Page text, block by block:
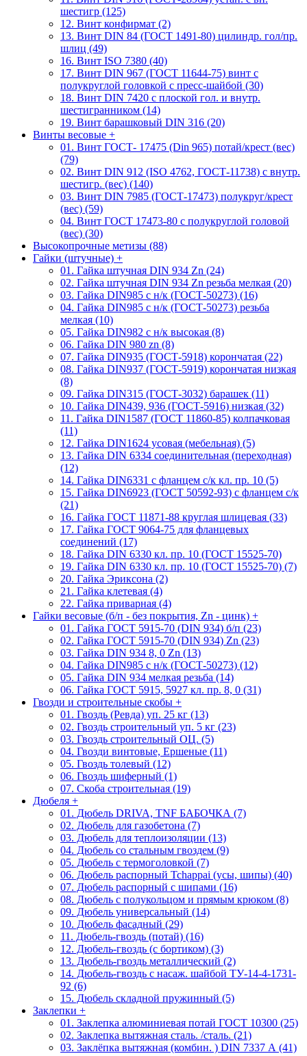
шестигр (125)
12. Винт конфирмат (2)
13. Винт DIN 84 (ГОСТ 1491-80) цилиндр. гол/пр.
шлиц (49)
16. Винт ISO 7380 (40)
17. Винт DIN 967 (ГОСТ 11644-75) винт с
полукруглой головкой с пресс-шайбой (30)
18. Винт DIN 7420 с плоской гол. и внутр.
шестигранником (14)
19. Винт барашковый DIN 316 (20)
Винты весовые +
01. Винт ГОСТ- 17475 (Din 965) потай/крест (вес)
(79)
02. Винт DIN 912 (ISO 4762, ГОСТ-11738) с внутр.
шестигр. (вес) (140)
03. Винт DIN 7985 (ГОСТ-17473) полукруг/крест
(вес) (59)
04. Винт ГОСТ 17473-80 c полукруглой головой
(вес) (30)
Высокопрочные метизы (88)
Гайки (штучные) +
01. Гайка штучная DIN 934 Zn (24)
02. Гайка штучная DIN 934 Zn резьба мелкая (20)
03. Гайка DIN985 с н/к (ГОСТ-50273) (16)
04. Гайка DIN985 с н/к (ГОСТ-50273) резьба
мелкая (10)
05. Гайка DIN982 с н/к высокая (8)
06. Гайка DIN 980 zn (8)
07. Гайка DIN935 (ГОСТ-5918) корончатая (22)
08. Гайка DIN937 (ГОСТ-5919) корончатая низкая
(8)
09. Гайка DIN315 (ГОСТ-3032) барашек (11)
10. Гайка DIN439, 936 (ГОСТ-5916) низкая (32)
11. Гайка DIN1587 (ГОСТ 11860-85) колпачковая
(11)
12. Гайка DIN1624 усовая (мебельная) (5)
13. Гайка DIN 6334 соединительная (переходная)
(12)
14. Гайка DIN6331 с фланцем с/к кл. пр. 10 (5)
15. Гайка DIN6923 (ГОСТ 50592-93) с фланцем с/к
(21)
16. Гайка ГОСТ 11871-88 круглая шлицевая (33)
17. Гайка ГОСТ 9064-75 для фланцевых
соединений (17)
18. Гайка DIN 6330 кл. пр. 10 (ГОСТ 15525-70)
19. Гайка DIN 6330 кл. пр. 10 (ГОСТ 15525-70) (7)
20. Гайка Эриксона (2)
21. Гайка клетевая (4)
22. Гайка приварная (4)
Гайки весовые (б/п - без покрытия, Zn - цинк) +
01. Гайка ГОСТ 5915-70 (DIN 934) б/п (23)
02. Гайка ГОСТ 5915-70 (DIN 934) Zn (23)
03. Гайка DIN 934 8, 0 Zn (13)
04. Гайка DIN985 с н/к (ГОСТ-50273) (12)
05. Гайка DIN 934 мелкая резьба (14)
06. Гайка ГОСТ 5915, 5927 кл. пр. 8, 0 (31)
Гвозди и строительные скобы +
01. Гвоздь (Ревда) уп. 25 кг (13)
02. Гвоздь строительный уп. 5 кг (23)
03. Гвоздь строительный ОЦ. (5)
04. Гвозди винтовые, Ершеные (11)
05. Гвоздь толевый (12)
06. Гвоздь шиферный (1)
07. Скоба строительная (19)
Дюбеля +
01. Дюбель DRIVA, TNF БАБОЧКА (7)
02. Дюбель для газобетона (7)
03. Дюбель для теплоизоляции (13)
04. Дюбель со стальным гвоздем (9)
05. Дюбель с термоголовкой (7)
06. Дюбель распорный Tchappai (усы, шипы) (40)
07. Дюбель распорный с шипами (16)
08. Дюбель с полукольцом и прямым крюком (8)
09. Дюбель универсальный (14)
10. Дюбель фасадный (29)
11. Дюбель-гвоздь (потай) (16)
12. Дюбель-гвоздь (с бортиком) (3)
13. Дюбель-гвоздь металлический (2)
14. Дюбель-гвоздь с насаж. шайбой ТУ-14-4-1731-
92 (6)
15. Дюбель складной пружинный (5)
Заклепки +
01. Заклепка алюминиевая потай ГОСТ 10300 (25)
02. Заклепка вытяжная сталь. /сталь. (21)
03. Заклёпка вытяжная (комбин. ) DIN 7337 А (41)